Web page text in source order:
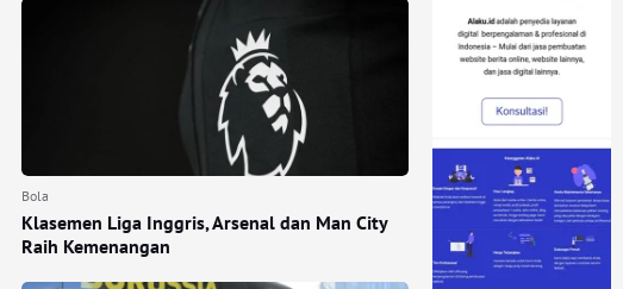
Bola
Klasemen Liga Inggris, Arsenal dan Man City
Raih Kemenangan